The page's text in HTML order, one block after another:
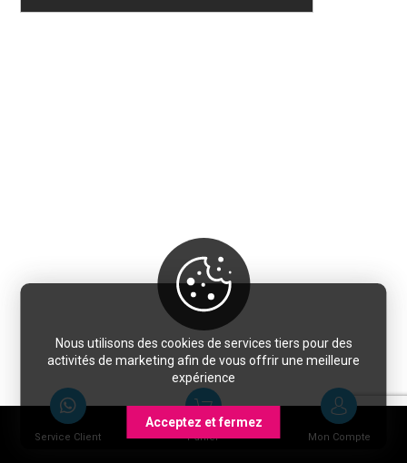
Service Client Panier Mon Compte
Nous utilisons des cookies de services tiers pour des
activités de marketing afin de vous offrir une meilleure
expérience
Acceptez et fermez